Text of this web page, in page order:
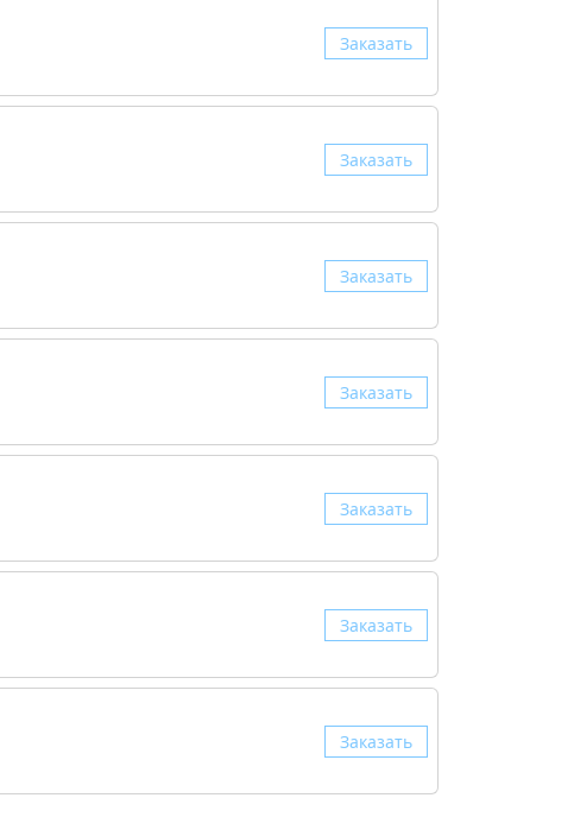
Заказать
Заказать
Заказать
Заказать
Заказать
Заказать
Заказать